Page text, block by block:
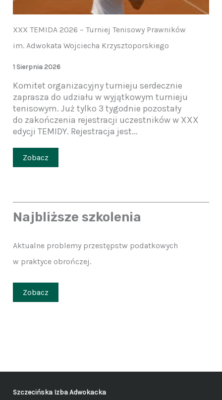
XXX TEMIDA 2026 – Turniej Tenisowy Prawników
im. Adwokata Wojciecha Krzysztoporskiego
1 Sierpnia 2026
Komitet organizacyjny turnieju serdecznie
zaprasza do udziału w wyjątkowym turnieju
tenisowym. Już tylko 3 tygodnie pozostały
do zakończenia rejestracji uczestników w XXX
edycji TEMIDY. Rejestracja jest...
Zobacz
Najbliższe szkolenia
Aktualne problemy przestępstw podatkowych
w praktyce obrończej.
Zobacz
Szczecińska Izba Adwokacka